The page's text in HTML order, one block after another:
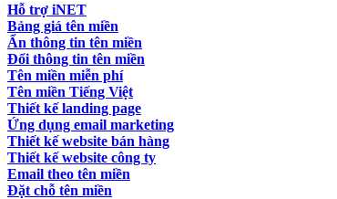
Hỗ trợ iNET
Bảng giá tên miền
Ẩn thông tin tên miền
Đổi thông tin tên miền
Tên miền miễn phí
Tên miền Tiếng Việt
Thiết kế landing page
Ứng dụng email marketing
Thiết kế website bán hàng
Thiết kế website công ty
Email theo tên miền
Đặt chỗ tên miền